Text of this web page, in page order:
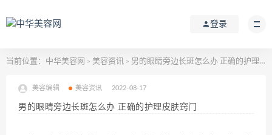
登录
当前位置： 中华美容网 > 美容资讯 > 男的眼睛旁边长斑怎么办 正确的护理皮肤窍门
美容编辑 美容资讯 2022-08-17
男的眼睛旁边长斑怎么办 正确的护理皮肤窍门